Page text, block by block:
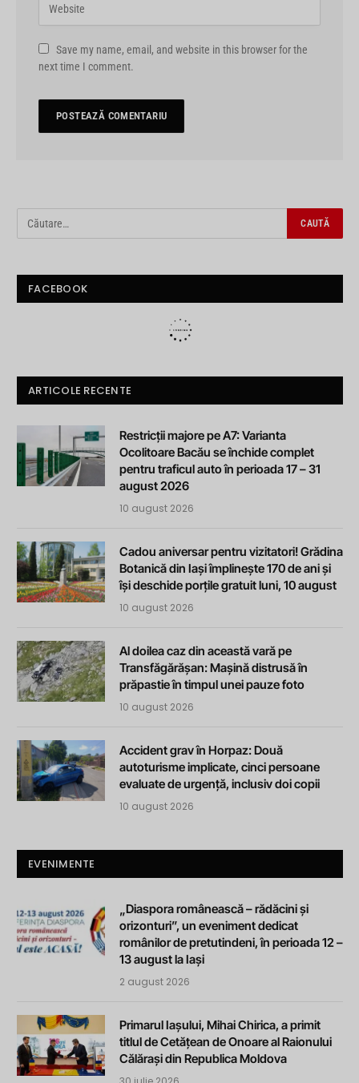
Save my name, email, and website in this browser for the
next time I comment.
FACEBOOK
ARTICOLE RECENTE
Restricții majore pe A7: Varianta
Ocolitoare Bacău se închide complet
pentru traficul auto în perioada 17 – 31
august 2026
10 august 2026
Cadou aniversar pentru vizitatori! Grădina
Botanică din Iași împlinește 170 de ani și
își deschide porțile gratuit luni, 10 august
10 august 2026
Al doilea caz din această vară pe
Transfăgărășan: Mașină distrusă în
prăpastie în timpul unei pauze foto
10 august 2026
Accident grav în Horpaz: Două
autoturisme implicate, cinci persoane
evaluate de urgență, inclusiv doi copii
10 august 2026
EVENIMENTE
„Diaspora românească – rădăcini și
orizonturi”, un eveniment dedicat
românilor de pretutindeni, în perioada 12 –
13 august la Iași
2 august 2026
Primarul Iașului, Mihai Chirica, a primit
titlul de Cetățean de Onoare al Raionului
Călărași din Republica Moldova